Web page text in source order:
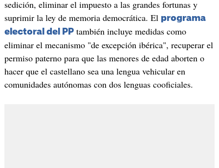
sedición, eliminar el impuesto a las grandes fortunas y
suprimir la ley de memoria democrática. El programa
electoral del PPtambién incluye medidas como
eliminar el mecanismo "de excepción ibérica", recuperar el
permiso paterno para que las menores de edad aborten o
hacer que el castellano sea una lengua vehicular en
comunidades autónomas con dos lenguas cooficiales.